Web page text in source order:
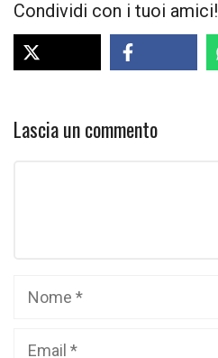
Condividi con i tuoi amici!
Lascia un commento